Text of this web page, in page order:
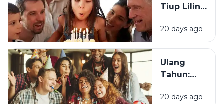
Tiup Lilin
Tradisi
Saat Ulang
20 days ago
Ulang
Tahun:
Momen
20 days ago